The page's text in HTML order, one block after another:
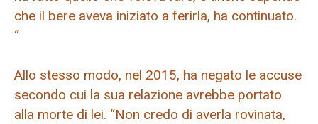
che il bere aveva iniziato a ferirla, ha continuato.
“
Allo stesso modo, nel 2015, ha negato le accuse
secondo cui la sua relazione avrebbe portato
alla morte di lei. “Non credo di averla rovinata,